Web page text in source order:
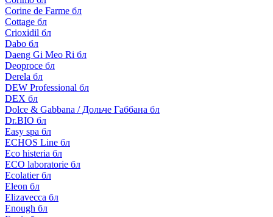
Corine de Farme бл
Cottage бл
Crioxidil бл
Dabo бл
Daeng Gi Meo Ri бл
Deoproce бл
Derela бл
DEW Professional бл
DEX бл
Dolce & Gabbana / Дольче Габбана бл
Dr.BIO бл
Easy spa бл
ECHOS Line бл
Eco histeria бл
ECO laboratorie бл
Ecolatier бл
Eleon бл
Elizavecca бл
Enough бл